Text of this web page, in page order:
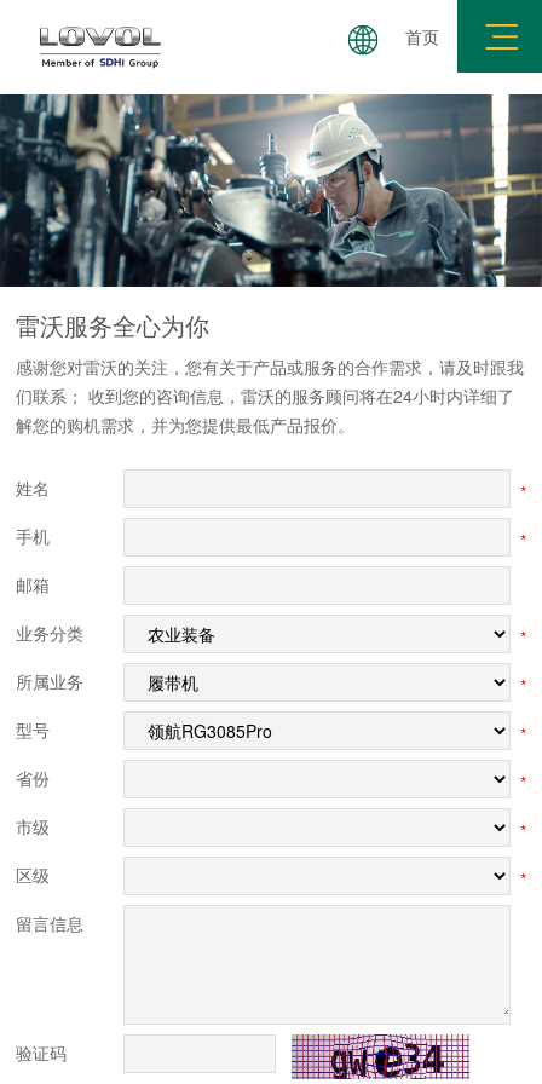
首页
服务品牌 环保信息 配件服务 在线留言
雷沃服务全心为你
感谢您对雷沃的关注，您有关于产品或服务的合作需求，请及时跟我
们联系； 收到您的咨询信息，雷沃的服务顾问将在24小时内详细了
解您的购机需求，并为您提供最低产品报价。
姓名
*
手机
*
邮箱
业务分类
*
所属业务
*
型号
*
省份
*
市级
*
区级
*
留言信息
验证码